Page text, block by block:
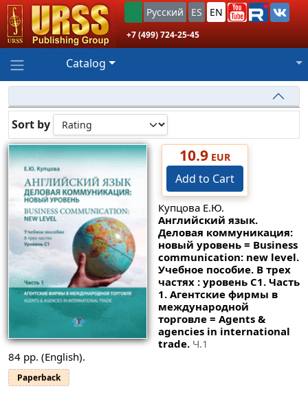
Русский ES EN
+7 (499) 724-25-45
Catalog
Sort by
10.9EUR
Add to Cart
Купцова Е.Ю.
Английский язык.
Деловая коммуникация:
новый уровень = Business
communication: new level.
Учебное пособие. В трех
частях : уровень С1. Часть
1. Агентские фирмы в
международной
торговле = Agents &
agencies in international
trade. Ч.1
84 pp. (English).
Paperback